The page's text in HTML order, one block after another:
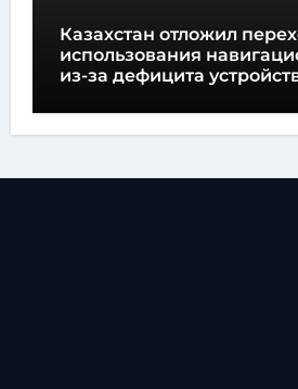
Казахстан отложил
использования
из-за дефицита